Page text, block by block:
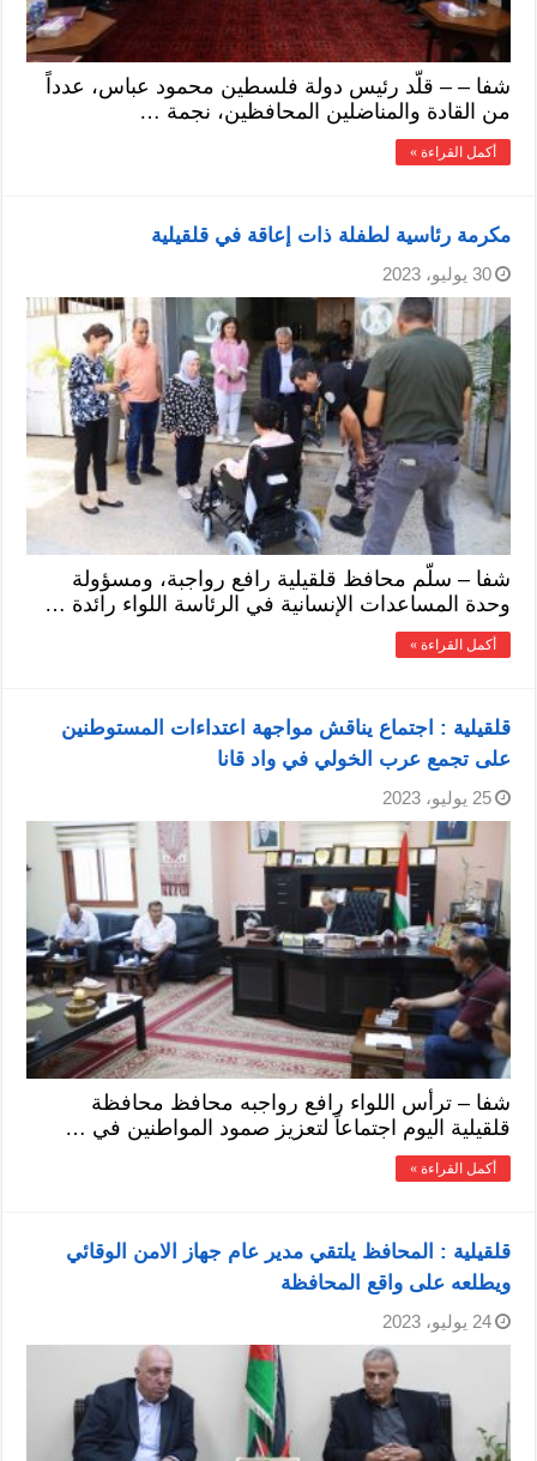
شفا – – قلّد رئيس دولة فلسطين محمود عباس، عدداً
من القادة والمناضلين المحافظين، نجمة …
أكمل القراءة »
مكرمة رئاسية لطفلة ذات إعاقة في قلقيلية
30 يوليو، 2023
شفا – سلّم محافظ قلقيلية رافع رواجبة، ومسؤولة
وحدة المساعدات الإنسانية في الرئاسة اللواء رائدة …
أكمل القراءة »
قلقيلية : اجتماع يناقش مواجهة اعتداءات المستوطنين
على تجمع عرب الخولي في واد قانا
25 يوليو، 2023
شفا – ترأس اللواء رافع رواجبه محافظ محافظة
قلقيلية اليوم اجتماعاً لتعزيز صمود المواطنين في …
أكمل القراءة »
قلقيلية : المحافظ يلتقي مدير عام جهاز الامن الوقائي
ويطلعه على واقع المحافظة
24 يوليو، 2023